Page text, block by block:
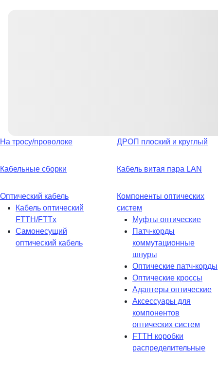
На тросу/проволоке ДРОП плоский и круглый
Кабельные сборки Кабель витая пара LAN
Оптический кабель
Кабель оптический
FTTH/FTTx
Самонесущий
оптический кабель
Компоненты оптических
систем
Муфты оптические
Патч-корды
коммутационные
шнуры
Оптические патч-корды
Оптические кроссы
Адаптеры оптические
Аксессуары для
компонентов
оптических систем
FTTH коробки
распределительные